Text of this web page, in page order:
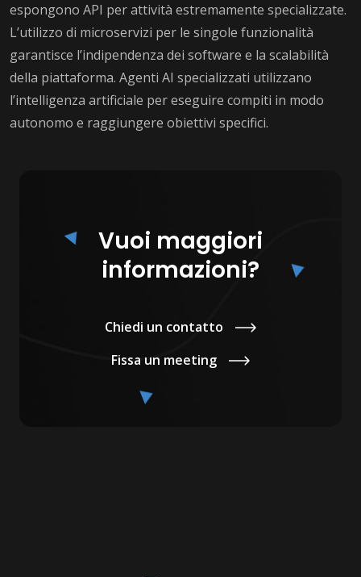
espongono API per attività estremamente specializzate.
L’utilizzo di microservizi per le singole funzionalità
garantisce l’indipendenza dei software e la scalabilità
della piattaforma. Agenti AI specializzati utilizzano
l’intelligenza artificiale per eseguire compiti in modo
autonomo e raggiungere obiettivi specifici.
Vuoi maggiori
informazioni?
Chiedi un contatto
Fissa un meeting